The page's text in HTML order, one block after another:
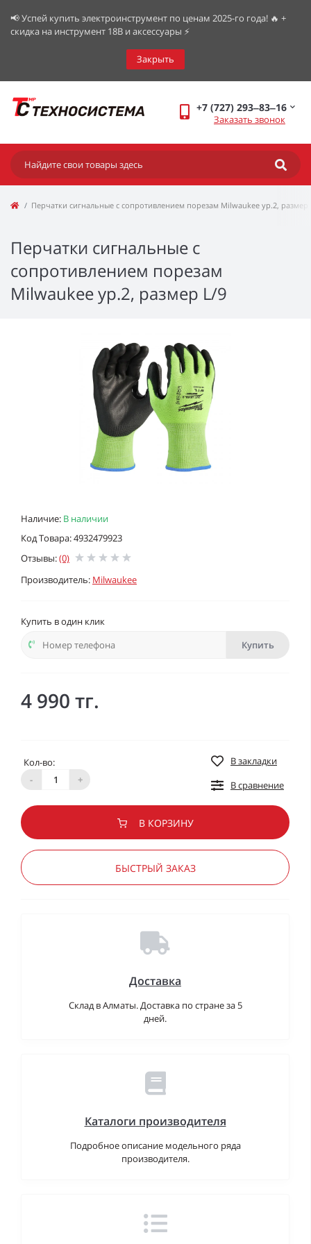
📢 Успей купить электроинструмент по ценам 2025-го года! 🔥 +
скидка на инструмент 18В и аксессуары ⚡️
Закрыть
+7 (727) 293‒83‒16
Заказать звонок
Перчатки сигнальные с сопротивлением порезам Milwaukee ур.2, размер
Перчатки сигнальные с
сопротивлением порезам
Milwaukee ур.2, размер L/9
Наличие: В наличии
Код Товара: 4932479923
Отзывы:(0)
Производитель: Milwaukee
Купить в один клик
Купить
4 990 тг.
Кол-во:
-
+
В закладки
В сравнение
В КОРЗИНУ
БЫСТРЫЙ ЗАКАЗ
Доставка
Склад в Алматы. Доставка по стране за 5
дней.
Каталоги производителя
Подробное описание модельного ряда
производителя.